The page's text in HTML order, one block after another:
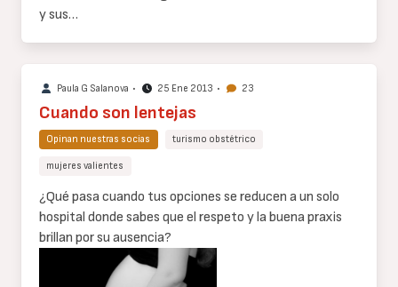
y sus…
Paula G Salanova • 25 Ene 2013 • 23
Cuando son lentejas
Opinan nuestras socias turismo obstétrico
mujeres valientes
Cuerpo
de
texto
¿Qué pasa cuando tus opciones se reducen a un solo
hospital donde sabes que el respeto y la buena praxis
brillan por su ausencia?